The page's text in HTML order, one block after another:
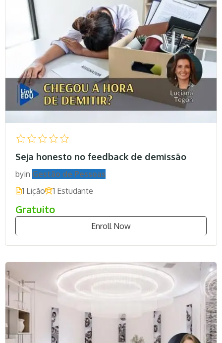
Seja honesto no feedback de demissão
byin Gestão de Pessoas
1 Lição
1 Estudante
Gratuito
Enroll Now